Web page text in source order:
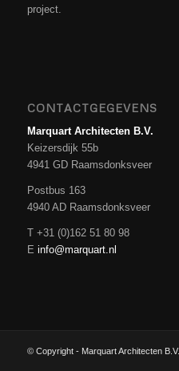
project.
CONTACTGEGEVENS
Marquart Architecten B.V.
Keizersdijk 55b
4941 GD Raamsdonksveer
Postbus 163
4940 AD Raamsdonksveer
T +31 (0)162 51 80 98
E info@marquart.nl
© Copyright - Marquart Architecten B.V.